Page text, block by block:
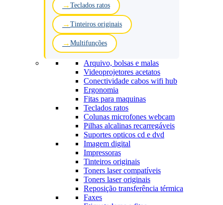
Teclados ratos
Tinteiros originais
Multifunções
Arquivo, bolsas e malas
Videoprojetores acetatos
Conectividade cabos wifi hub
Ergonomia
Fitas para maquinas
Teclados ratos
Colunas microfones webcam
Pilhas alcalinas recarregáveis
Suportes opticos cd e dvd
Imagem digital
Impressoras
Tinteiros originais
Toners laser compatíveis
Toners laser originais
Reposição transferência térmica
Faxes